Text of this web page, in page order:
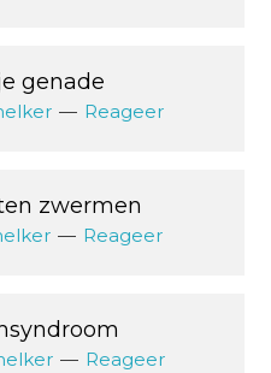
genade
Reageer
zwermen
Reageer
Reageer